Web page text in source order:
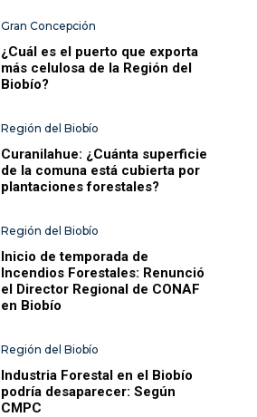
Gran Concepción
¿Cuál es el puerto que exporta
más celulosa de la Región del
Biobío?
Región del Biobío
Curanilahue: ¿Cuánta superficie
de la comuna está cubierta por
plantaciones forestales?
Región del Biobío
Inicio de temporada de
Incendios Forestales: Renunció
el Director Regional de CONAF
en Biobío
Región del Biobío
Industria Forestal en el Biobío
podría desaparecer: Según
CMPC